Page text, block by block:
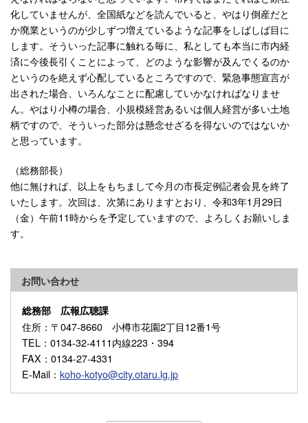
化していませんが、全国紙などを読んでいると、やはり倒産だと
か廃業というのが少しずつ増えているような記事をしばしば目に
します。そういった記事に触れる毎に、私としても本当に市内経
済に今後長引くことによって、どのような影響が及んでくるのか
というのを絶えず心配しているところですので、緊急事態宣言が
出された場合、いろんなことに配慮していかなければなりませ
ん。やはり小樽の場合、小規模経営あるいは個人経営が多い土地
柄ですので、そういった部分は懸念せざるを得ないのではないか
と思っています。
（総務部長）
他に無ければ、以上をもちまして今月の市長定例記者会見を終了
いたします。次回は、次第にありますとおり、令和3年1月29日
（金）午前11時からを予定していますので、よろしくお願いしま
す。
お問い合わせ
総務部 広報広聴課
住所 ：〒047-8660 小樽市花園2丁目12番1号
TEL ：0134-32-4111内線223・394
FAX ：0134-27-4331
E-Mail ： koho-kotyo@city.otaru.lg.jp